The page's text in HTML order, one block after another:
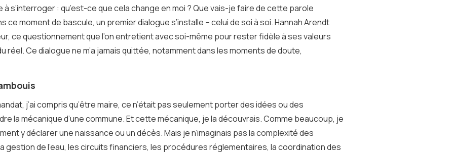
à s’interroger : qu’est-ce que cela change en moi ? Que vais-je faire de cette parole
ce moment de bascule, un premier dialogue s’installe – celui de soi à soi. Hannah Arendt
ce questionnement que l’on entretient avec soi-même pour rester fidèle à ses valeurs
Ce dialogue ne m’a jamais quittée, notamment dans les moments de doute,
j’ai compris qu’être maire, ce n’était pas seulement porter des idées ou des
la mécanique d’une commune. Et cette mécanique, je la découvrais. Comme beaucoup, je
y déclarer une naissance ou un décès. Mais je n’imaginais pas la complexité des
gestion de l’eau, les circuits financiers, les procédures réglementaires, la coordination des